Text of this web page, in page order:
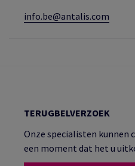
info.be@antalis.com
TERUGBELVERZOEK
Onze specialisten kunnen
een moment dat het u